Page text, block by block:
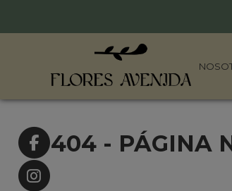
404 - PÁGINA